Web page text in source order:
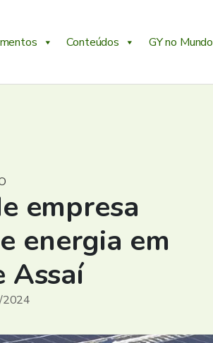
Conteúdos GY no Mundo
empresa
energia em
Assaí
2024